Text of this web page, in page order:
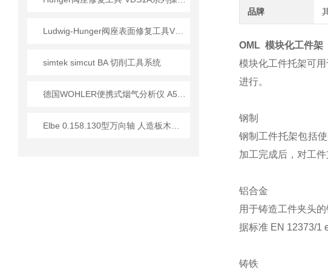
simtek simcut BA 切削工具系统
品牌
OML 模块化工件架
模块化工件托架可
进行。
钢制
钢制工件托架包括
加工完成后，对工件
铝合金
用于铸造工件夹头
据标准 EN 12373/1
铸铁